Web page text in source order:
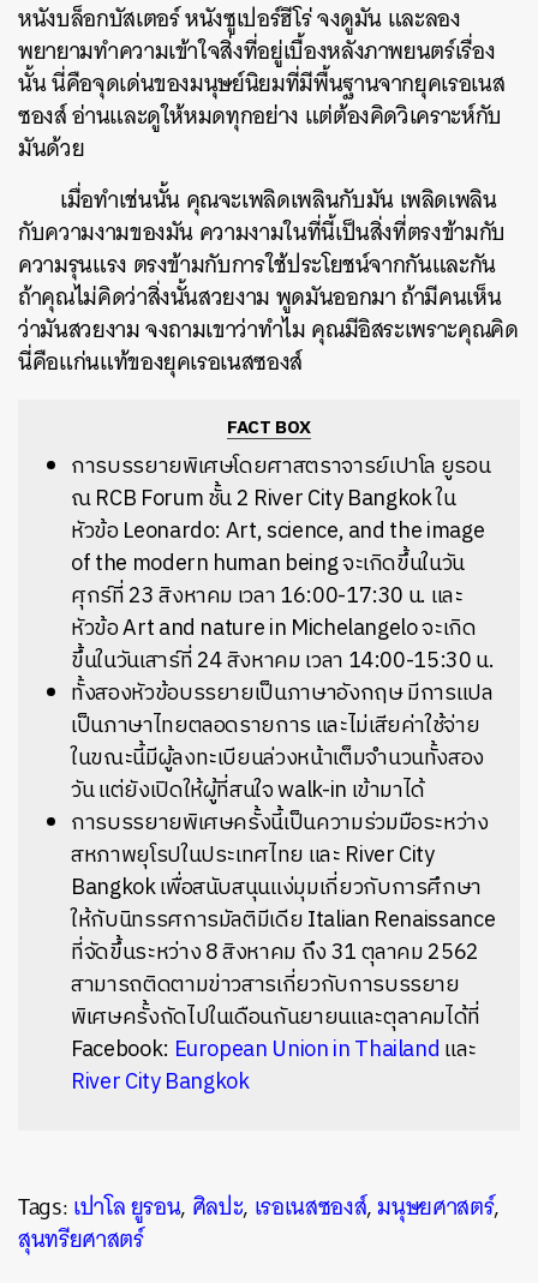
หนังบล็อกบัสเตอร์ หนังซูเปอร์ฮีโร่ จงดูมัน และลอง
พยายามทำความเข้าใจสิ่งที่อยู่เบื้องหลังภาพยนตร์เรื่อง
นั้น นี่คือจุดเด่นของมนุษย์นิยมที่มีพื้นฐานจากยุคเรอเนส
ซองส์ อ่านและดูให้หมดทุกอย่าง แต่ต้องคิดวิเคราะห์กับ
มันด้วย
เมื่อทำเช่นนั้น คุณจะเพลิดเพลินกับมัน เพลิดเพลิน
กับความงามของมัน ความงามในที่นี้เป็นสิ่งที่ตรงข้ามกับ
ความรุนแรง ตรงข้ามกับการใช้ประโยชน์จากกันและกัน
ถ้าคุณไม่คิดว่าสิ่งนั้นสวยงาม พูดมันออกมา ถ้ามีคนเห็น
ว่ามันสวยงาม จงถามเขาว่าทำไม คุณมีอิสระเพราะคุณคิด
นี่คือแก่นแท้ของยุคเรอเนสซองส์
FACT BOX
การบรรยายพิเศษโดยศาสตราจารย์เปาโล ยูรอน
ณ RCB Forum ชั้น 2 River City Bangkok ใน
หัวข้อ Leonardo: Art, science, and the image
of the modern human being จะเกิดขึ้นในวัน
ศุกร์ที่ 23 สิงหาคม เวลา 16:00-17:30 น. และ
หัวข้อ Art and nature in Michelangelo จะเกิด
ขึ้นในวันเสาร์ที่ 24 สิงหาคม เวลา 14:00-15:30 น.
ทั้งสองหัวข้อบรรยายเป็นภาษาอังกฤษ มีการแปล
เป็นภาษาไทยตลอดรายการ และไม่เสียค่าใช้จ่าย
ในขณะนี้มีผู้ลงทะเบียนล่วงหน้าเต็มจำนวนทั้งสอง
วัน แต่ยังเปิดให้ผู้ที่สนใจ walk-in เข้ามาได้
การบรรยายพิเศษครั้งนี้เป็นความร่วมมือระหว่าง
สหภาพยุโรปในประเทศไทย และ River City
Bangkok เพื่อสนับสนุนแง่มุมเกี่ยวกับการศึกษา
ให้กับนิทรรศการมัลติมีเดีย Italian Renaissance
ที่จัดขึ้นระหว่าง 8 สิงหาคม ถึง 31 ตุลาคม 2562
สามารถติดตามข่าวสารเกี่ยวกับการบรรยาย
พิเศษครั้งถัดไปในเดือนกันยายนและตุลาคมได้ที่
Facebook: European Union in Thailand และ
River City Bangkok
Tags:เปาโล ยูรอน, ศิลปะ, เรอเนสซองส์,มนุษยศาสตร์,
สุนทรียศาสตร์